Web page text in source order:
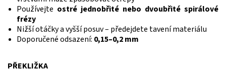
Používejte ostré jednobřité nebo dvoubřité spirálové
frézy
Nižší otáčky a vyšší posuv – předejdete tavení materiálu
Doporučené odsazení: 0,15–0,2 mm
PŘEKLIŽKA